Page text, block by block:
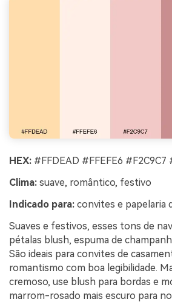
HEX: #FFDEAD #FFEFE6 #F2C9C7
Clima: suave, romântico, festivo
Indicado para: convites e papelaria
Suaves e festivos, esses tons de
pétalas blush, espuma de
São ideais para convites de
romantismo com boa legibilidade.
cremoso, use blush para bordas e
marrom-rosado mais escuro para